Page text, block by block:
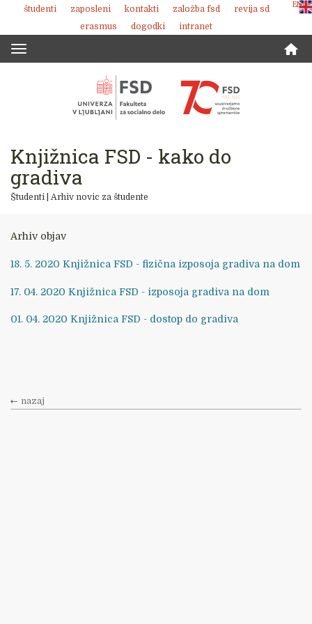
Skoči
vsebino
ENG
študenti zaposleni kontakti založba fsd
revija sd
erasmus
dogodki intranet
Knjižnica FSD - kako do
gradiva
Študenti Arhiv novic za študente
Arhiv objav
18. 5. 2020 Knjižnica FSD - fizična izposoja gradiva na dom
17. 04. 2020 Knjižnica FSD - izposoja gradiva na dom
01. 04. 2020 Knjižnica FSD - dostop do gradiva
nazaj